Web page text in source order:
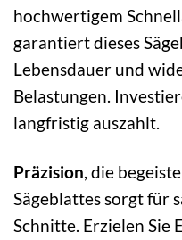
hochwertigem
garantiert dieses
Lebensdauer und
Belastungen.
langfristig auszahlt.
Präzision, die
Sägeblattes sorgt für
Schnitte. Erzielen Sie